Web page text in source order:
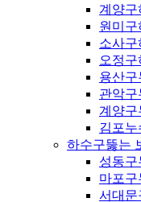
계양구
원미구
소사구
오정
용산구
관악
계양구
김포누
하수구뚫는
성동구
마포구
서대문